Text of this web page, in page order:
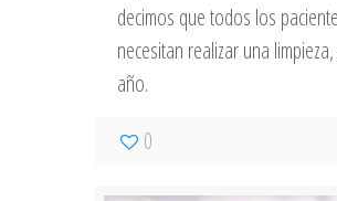
decimos que todos los
necesitan realizar una
año.
0